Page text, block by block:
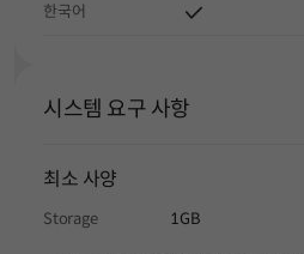
한국어
시스템 요구 사항
최소 사양
Storage 1GB